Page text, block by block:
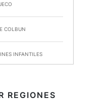
COLBUN
INFANTILES
REGIONES